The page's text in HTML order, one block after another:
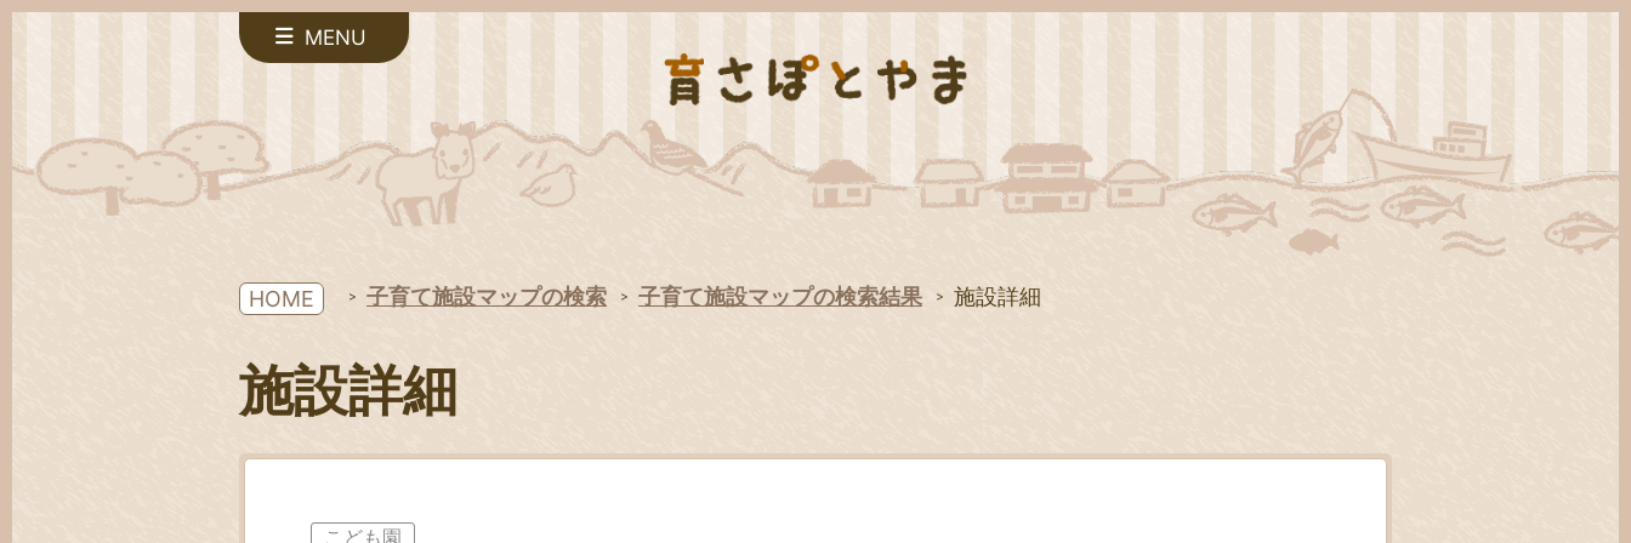
MENU
HOME 子育て施設マップの検索 子育て施設マップの検索結果 施設詳細
施設詳細
こども園